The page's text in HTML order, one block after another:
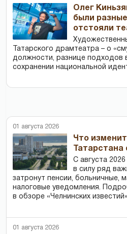
Олег
были
отстояли
Татарского драмтеатра – о
должности, разнице подходов
сохранении национальной
01 августа 2026
Что
Татарстана
С августа
в силу ряд
затронут пенсии, больничные,
налоговые уведомления.
в обзоре «Челнинских известий»
01 августа 2026